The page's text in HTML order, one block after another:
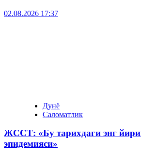
02.08.2026 17:37
Дунё
Саломатлик
ЖССТ: «Бу тарихдаги энг
эпидемияси»